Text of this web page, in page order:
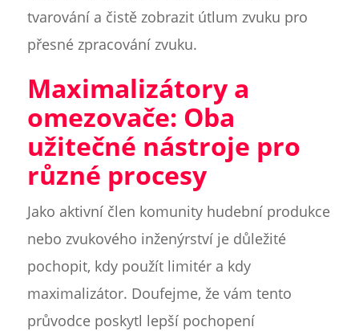
tvarování a čistě zobrazit útlum zvuku pro
přesné zpracování zvuku.
Maximalizátory a
omezovače: Oba
užitečné nástroje pro
různé procesy
Jako aktivní člen komunity hudební produkce
nebo zvukového inženýrství je důležité
pochopit, kdy použít limitér a kdy
maximalizátor. Doufejme, že vám tento
průvodce poskytl lepší pochopení